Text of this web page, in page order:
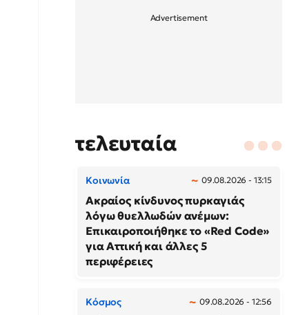
τελευταία
Κοινωνία 09.08.2026 - 13:15
Ακραίος κίνδυνος πυρκαγιάς
λόγω θυελλωδών ανέμων:
Επικαιροποιήθηκε το «Red Code»
για Αττική και άλλες 5
περιφέρειες
Κόσμος 09.08.2026 - 12:56